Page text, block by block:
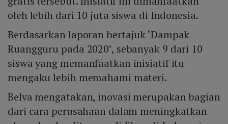
oleh lebih dari 10 juta siswa di Indonesia.
Berdasarkan laporan bertajuk ‘Dampak
Ruangguru pada 2020’, sebanyak 9 dari 10
siswa yang memanfaatkan inisiatif itu
mengaku lebih memahami materi.
Belva mengatakan, inovasi merupakan bagian
dari cara perusahaan dalam meningkatkan